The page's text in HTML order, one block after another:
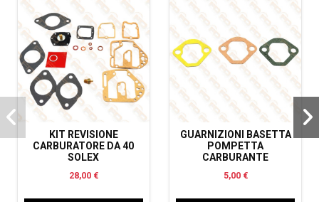
KIT REVISIONE
CARBURATORE DA 40
SOLEX
28,00 €
GUARNIZIONI BASETTA
POMPETTA
CARBURANTE
5,00 €